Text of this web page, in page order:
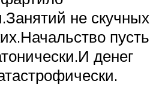
не скучных
пусть
денег